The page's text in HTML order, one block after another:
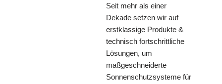
Seit mehr als einer
Dekade setzen wir auf
erstklassige Produkte &
technisch fortschrittliche
Lösungen, um
maßgeschneiderte
Sonnenschutzsysteme für